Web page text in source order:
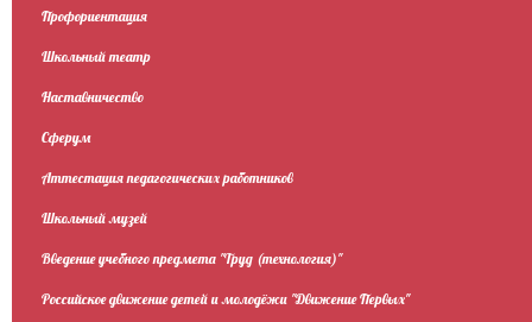
Профориентация
Школьный театр
Наставничество
Сферум
Аттестация педагогических работников
Школьный музей
Введение учебного предмета "Труд (технология)"
Российское движение детей и молодёжи "Движение Первых"